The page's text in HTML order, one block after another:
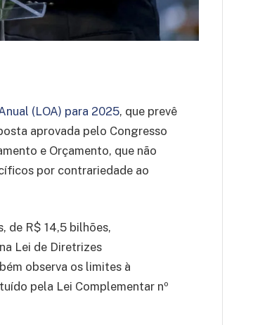
(LOA) para 2025, que prevê
aprovada pelo Congresso
e Orçamento, que não
por contrariedade ao
de R$ 14,5 bilhões,
Lei de Diretrizes
observa os limites à
pela Lei Complementar nº